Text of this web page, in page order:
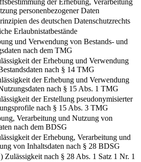
der Erhebung, Verarbeitung
personenbezogener Daten
des deutschen Datenschutzrechts
Erlaubnistatbestände
und Verwendung von Bestands- und
nach dem TMG
der Erhebung und Verwendung
nach § 14 TMG
der Erhebung und Verwendung
nach § 15 Abs. 1 TMG
der Erstellung pseudonymisierter
nach § 15 Abs. 3 TMG
Verarbeitung und Nutzung von
nach dem BDSG
der Erhebung, Verarbeitung und
von Inhaltsdaten nach § 28 BDSG
Zulässigkeit nach § 28 Abs. 1 Satz 1 Nr. 1